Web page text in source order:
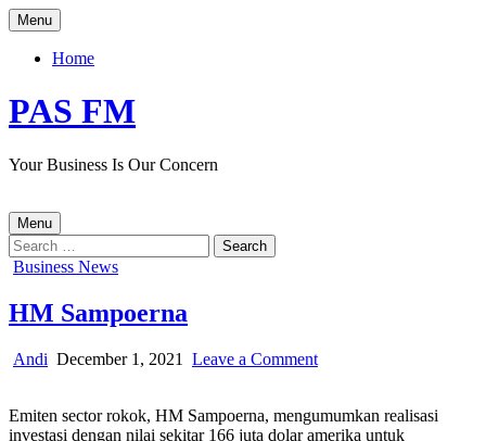
Skip
to
content
Menu
Home
PAS FM
Your Business Is Our Concern
Menu
Search
for:
Posted
Business News
HM Sampoerna
Author:
Andi Published
December 1, 2021 Leave a Commenton
Emiten sector rokok, HM Sampoerna, mengumumkan realisasi
investasi dengan nilai sekitar 166 juta dolar amerika untuk